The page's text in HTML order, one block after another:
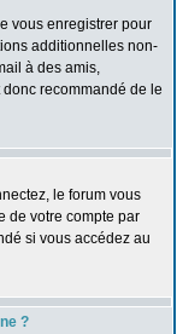
vous enregistrer pour
additionnelles non-
à des amis,
recommandé de le
le forum vous
de votre compte par
si vous accédez au
?